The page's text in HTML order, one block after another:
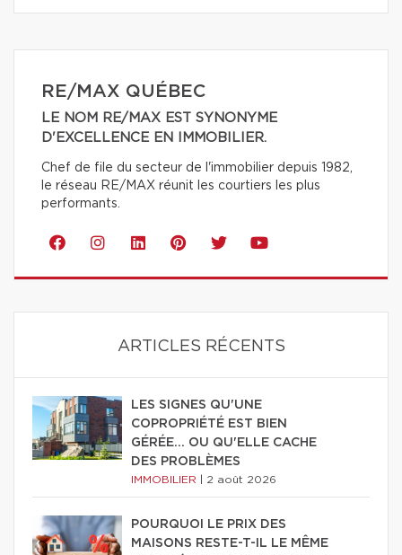
RE/MAX QUÉBEC
LE NOM RE/MAX EST SYNONYME
D'EXCELLENCE EN IMMOBILIER.
Chef de file du secteur de l'immobilier depuis 1982,
le réseau RE/MAX réunit les courtiers les plus
performants.
ARTICLES RÉCENTS
LES SIGNES QU'UNE
COPROPRIÉTÉ EST BIEN
GÉRÉE… OU QU'ELLE CACHE
DES PROBLÈMES
IMMOBILIER 2 août 2026
POURQUOI LE PRIX DES
MAISONS RESTE-T-IL LE MÊME